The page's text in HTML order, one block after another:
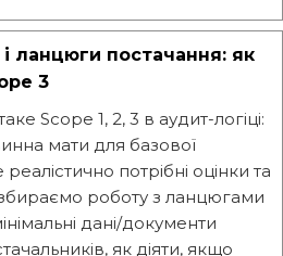
ланцюги постачання: як
3
Scope 1, 2, 3 в аудит-логіці:
мати для базової
потрібні оцінки та
роботу з ланцюгами
дані/документи
як діяти, якщо